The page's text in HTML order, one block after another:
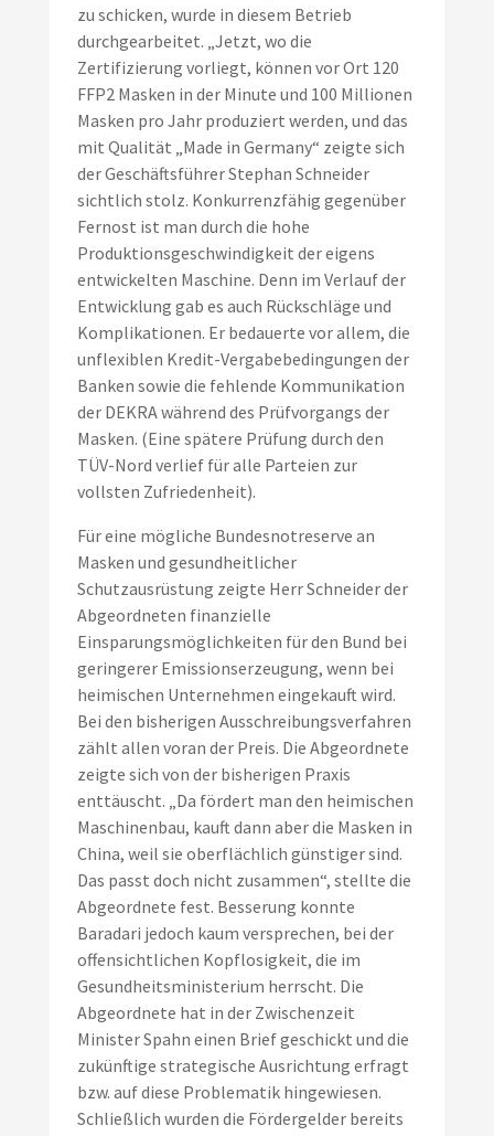
zu schicken, wurde in diesem Betrieb
durchgearbeitet. „Jetzt, wo die
Zertifizierung vorliegt, können vor Ort 120
FFP2 Masken in der Minute und 100 Millionen
Masken pro Jahr produziert werden, und das
mit Qualität „Made in Germany“ zeigte sich
der Geschäftsführer Stephan Schneider
sichtlich stolz. Konkurrenzfähig gegenüber
Fernost ist man durch die hohe
Produktionsgeschwindigkeit der eigens
entwickelten Maschine. Denn im Verlauf der
Entwicklung gab es auch Rückschläge und
Komplikationen. Er bedauerte vor allem, die
unflexiblen Kredit-Vergabebedingungen der
Banken sowie die fehlende Kommunikation
der DEKRA während des Prüfvorgangs der
Masken. (Eine spätere Prüfung durch den
TÜV-Nord verlief für alle Parteien zur
vollsten Zufriedenheit).
Für eine mögliche Bundesnotreserve an
Masken und gesundheitlicher
Schutzausrüstung zeigte Herr Schneider der
Abgeordneten finanzielle
Einsparungsmöglichkeiten für den Bund bei
geringerer Emissionserzeugung, wenn bei
heimischen Unternehmen eingekauft wird.
Bei den bisherigen Ausschreibungsverfahren
zählt allen voran der Preis. Die Abgeordnete
zeigte sich von der bisherigen Praxis
enttäuscht. „Da fördert man den heimischen
Maschinenbau, kauft dann aber die Masken in
China, weil sie oberflächlich günstiger sind.
Das passt doch nicht zusammen“, stellte die
Abgeordnete fest. Besserung konnte
Baradari jedoch kaum versprechen, bei der
offensichtlichen Kopflosigkeit, die im
Gesundheitsministerium herrscht. Die
Abgeordnete hat in der Zwischenzeit
Minister Spahn einen Brief geschickt und die
zukünftige strategische Ausrichtung erfragt
bzw. auf diese Problematik hingewiesen.
Schließlich wurden die Fördergelder bereits